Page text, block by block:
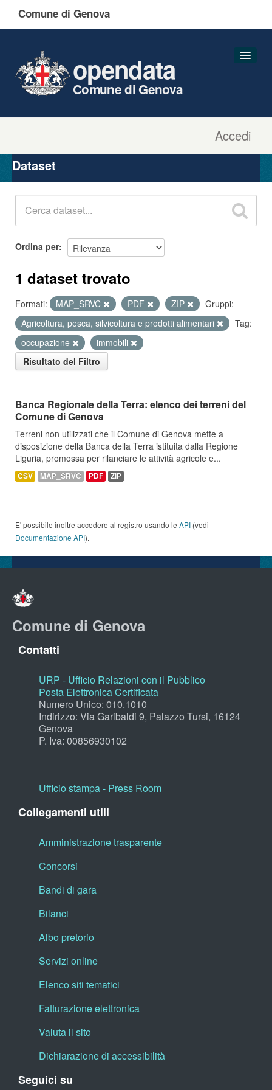
Comune di Genova
Accedi
opendata
Comune di Genova
Organizzazioni
Gruppi
Dataset
Ordina per
1 dataset trovato
Formati: MAP_SRVC PDF ZIP
Gruppi:
Agricoltura, pesca, silvicoltura e prodotti alimentari
Tag:
occupazione
immobili
Risultato del Filtro
Banca Regionale della Terra: elenco dei terreni del
Comune di Genova
Terreni non utilizzati che il Comune di Genova mette a
disposizione della Banca della Terra istituita dalla Regione
Liguria, promossa per rilanciare le attività agricole e...
CSV MAP_SRVC PDF ZIP
E' possibile inoltre accedere al registro usando le API (vedi
Documentazione API).
Comune di Genova
Contatti
URP - Ufficio Relazioni con il Pubblico
Posta Elettronica Certificata
Numero Unico: 010.1010
Indirizzo: Via Garibaldi 9, Palazzo Tursi, 16124
Genova
P. Iva: 00856930102
Ufficio stampa - Press Room
Collegamenti utili
Amministrazione trasparente
Concorsi
Bandi di gara
Bilanci
Albo pretorio
Servizi online
Elenco siti tematici
Fatturazione elettronica
Valuta il sito
Dichiarazione di accessibilità
Seguici su